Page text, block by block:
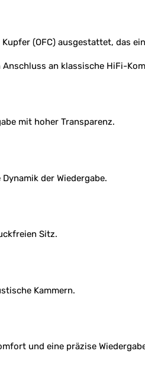
(OFC) ausgestattet, das
an klassische HiFi-
mit hoher Transparenz.
der Wiedergabe.
Sitz.
Kammern.
und eine präzise